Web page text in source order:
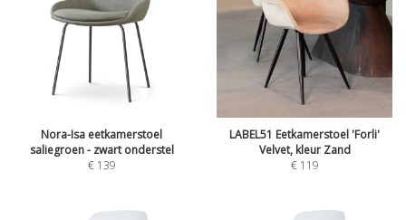
Nora-Isa eetkamerstoel
saliegroen - zwart onderstel
€ 139
LABEL51 Eetkamerstoel 'Forli'
Velvet, kleur Zand
€ 119